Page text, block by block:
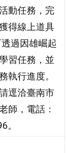
動任務，完
得線上道具
過因雄崛起
習任務，並
執行進度。
逕洽臺南市
師，電話：
。